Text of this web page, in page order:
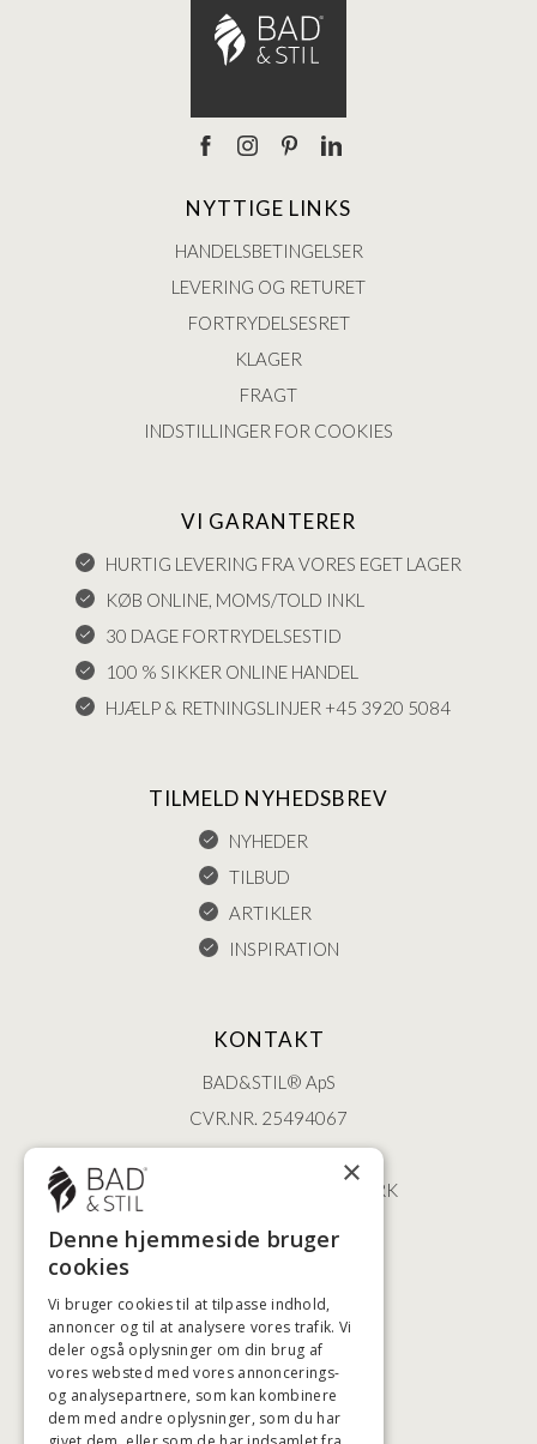
NYTTIGE LINKS
HANDELSBETINGELSER
LEVERING OG RETURET
FORTRYDELSESRET
KLAGER
FRAGT
INDSTILLINGER FOR COOKIES
VI GARANTERER
HURTIG LEVERING FRA VORES EGET LAGER
KØB ONLINE, MOMS/TOLD INKL
30 DAGE FORTRYDELSESTID
100 % SIKKER ONLINE HANDEL
HJÆLP & RETNINGSLINJER +45 3920 5084
TILMELD NYHEDSBREV
NYHEDER
TILBUD
ARTIKLER
INSPIRATION
KONTAKT
BAD&STIL® ApS
CVR.NR. 25494067
ØSTERBROGADE 202
2100 KØBENHAVN • DANMARK
+45 3920 5084
HØJESTE KREDITVÆRDIGHED
×
Denne hjemmeside bruger
cookies
Vi bruger cookies til at tilpasse indhold,
annoncer og til at analysere vores trafik. Vi
deler også oplysninger om din brug af
vores websted med vores annoncerings-
og analysepartnere, som kan kombinere
dem med andre oplysninger, som du har